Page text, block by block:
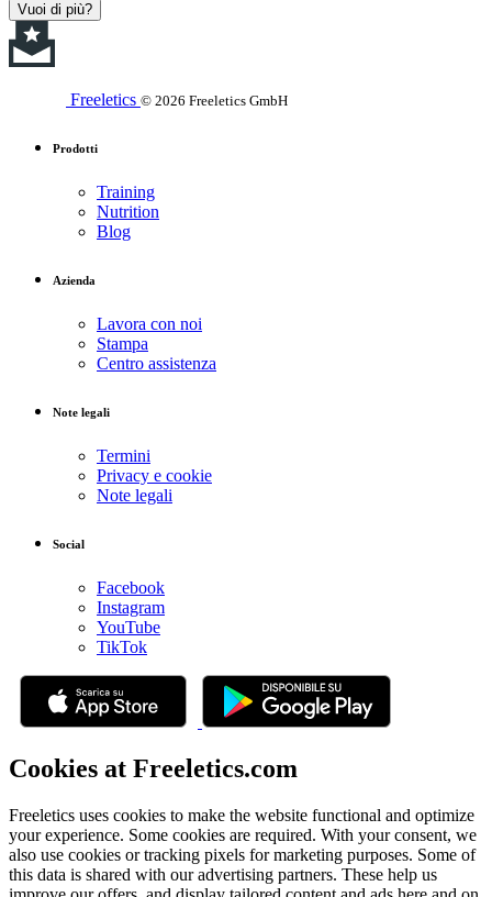
Vuoi di più?
Freeletics © 2026 Freeletics GmbH
Prodotti
Training
Nutrition
Blog
Azienda
Lavora con noi
Stampa
Centro assistenza
Note legali
Termini
Privacy e cookie
Note legali
Social
Facebook
Instagram
YouTube
TikTok
Cookies at Freeletics.com
Freeletics uses cookies to make the website functional and optimize
your experience. Some cookies are required. With your consent, we
also use cookies or tracking pixels for marketing purposes. Some of
this data is shared with our advertising partners. These help us